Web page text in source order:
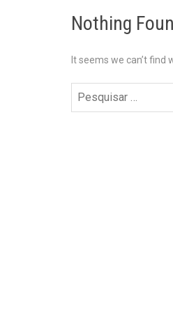
Nothing
It seems we can’t find
por: